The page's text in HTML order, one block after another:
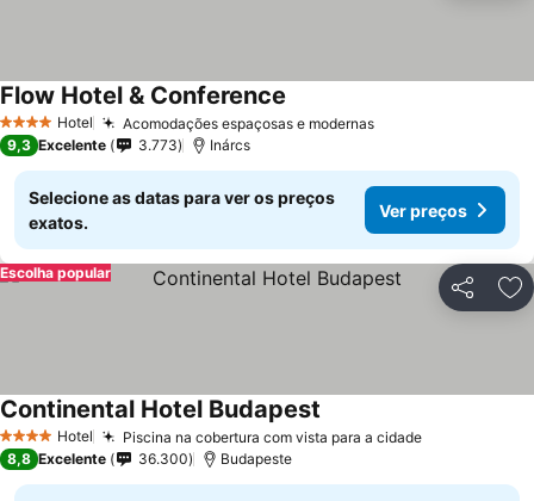
4 EstrelasHotel Acomodações espaçosas e modernasVer preços
Flow Hotel & Conference
9,3 Excelente 3.773 Inárcs
Selecione as datas para ver os preços
exatos.
Ver preços
Partilhar
Escolha popular
4 EstrelasHotel Piscina na cobertura com vista para a cidadeVer preços
Continental Hotel Budapest
8,8 Excelente 36.300 Budapeste